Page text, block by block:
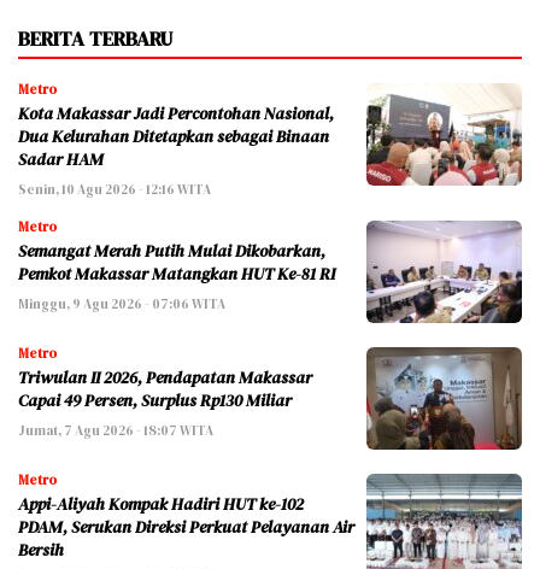
BERITA TERBARU
Metro
Kota Makassar Jadi Percontohan Nasional,
Dua Kelurahan Ditetapkan sebagai Binaan
Sadar HAM
Senin, 10 Agu 2026 - 12:16 WITA
Metro
Semangat Merah Putih Mulai Dikobarkan,
Pemkot Makassar Matangkan HUT Ke-81 RI
Minggu, 9 Agu 2026 - 07:06 WITA
Metro
Triwulan II 2026, Pendapatan Makassar
Capai 49 Persen, Surplus Rp130 Miliar
Jumat, 7 Agu 2026 - 18:07 WITA
Metro
Appi-Aliyah Kompak Hadiri HUT ke-102
PDAM, Serukan Direksi Perkuat Pelayanan Air
Bersih